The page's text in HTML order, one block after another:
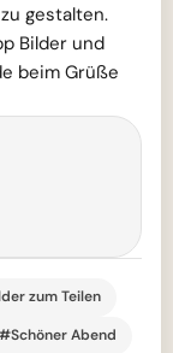
gestalten.
Bilder und
beim Grüße
zum Teilen
#Schöner Abend